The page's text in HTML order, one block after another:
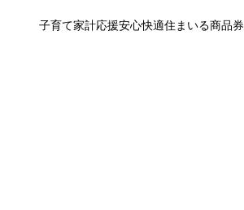
子育て家計応援安心快適住まいる商品券